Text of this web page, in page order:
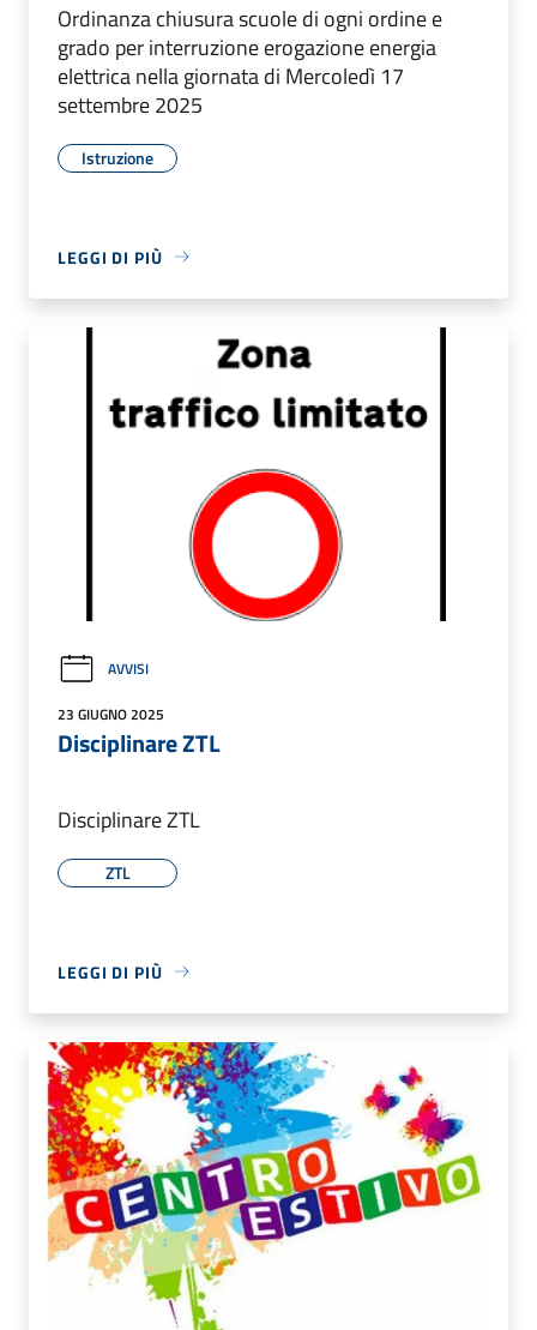
Ordinanza chiusura scuole di ogni ordine e
grado per interruzione erogazione energia
elettrica nella giornata di Mercoledì 17
settembre 2025
Istruzione
LEGGI DI PIÙ
AVVISI
23 GIUGNO 2025
Disciplinare ZTL
Disciplinare ZTL
ZTL
LEGGI DI PIÙ